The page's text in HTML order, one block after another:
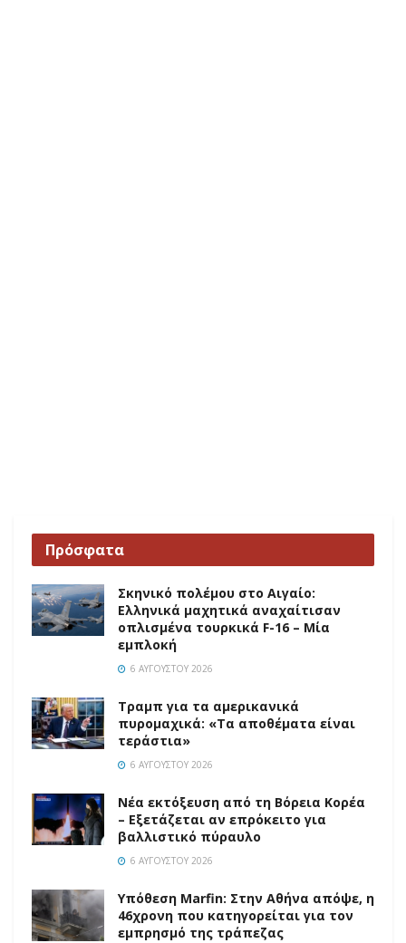
Πρόσφατα
Σκηνικό πολέμου στο Αιγαίο:
Ελληνικά μαχητικά αναχαίτισαν
οπλισμένα τουρκικά F-16 – Μία
εμπλοκή
6 ΑΥΓΟΎΣΤΟΥ 2026
Τραμπ για τα αμερικανικά
πυρομαχικά: «Τα αποθέματα είναι
τεράστια»
6 ΑΥΓΟΎΣΤΟΥ 2026
Νέα εκτόξευση από τη Βόρεια Κορέα
– Εξετάζεται αν επρόκειτο για
βαλλιστικό πύραυλο
6 ΑΥΓΟΎΣΤΟΥ 2026
Υπόθεση Marfin: Στην Αθήνα απόψε, η
46χρονη που κατηγορείται για τον
εμπρησμό της τράπεζας